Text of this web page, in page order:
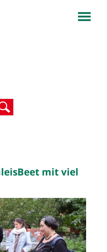
mit viel